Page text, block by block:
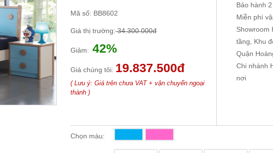
Mã số: BB8602
Giá thị trường:34.300.000đ
Giảm: 42%
Giá chúng tôi: 19.837.500đ
( Lưu ý: Giá trên chưa VAT + vận chuyển ngoại
thành )
Bảo hành
Miễn phí
Showroom
tầng, Khu
Quận
Chi nhánh
nơi
Chọn màu: